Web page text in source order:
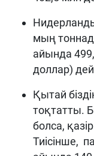
мың
айында
доллар)
Қытай
тоқтатты.
болса,
Тиісінше,